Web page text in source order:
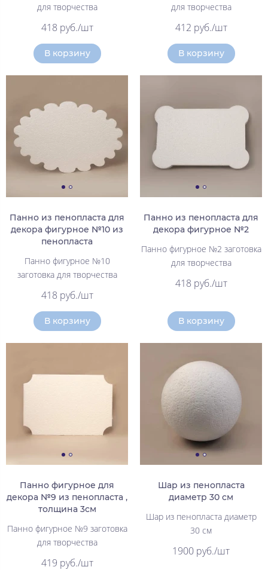
для творчества
418 руб./шт
В корзину
для творчества
412 руб./шт
В корзину
Панно из пенопласта для
декора фигурное №10 из
пенопласта
Панно фигурное №10
заготовка для творчества
418 руб./шт
В корзину
Панно из пенопласта для
декора фигурное №2
Панно фигурное №2 заготовка
для творчества
418 руб./шт
В корзину
Панно фигурное для
декора №9 из пенопласта ,
толщина 3см
Панно фигурное №9 заготовка
для творчества
419 руб./шт
Шар из пенопласта
диаметр 30 см
Шар из пенопласта диаметр
30 см
1900 руб./шт